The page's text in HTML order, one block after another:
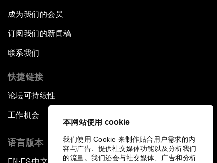
本网站使用 cookie
我们使用 Cookie 来制作贴合用户需求的内
容与广告、提供社交媒体功能以及分析我们
的流量。我们还会与社交媒体、广告和分析
成为我们的会员
订阅我们的新闻稿
联系我们
快捷链接
论坛可持续性
工作机会
语言版本
▪ ▪ ▪